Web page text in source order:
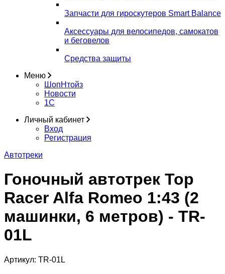
Запчасти для гироскутеров Smart Balance
Аксессуары для велосипедов, самокатов
и беговелов
Средства защиты
Меню
ШопНтойз
Новости
1C
Личный кабинет
Вход
Регистрация
Автотреки
Гоночный автотрек Top
Racer Alfa Romeo 1:43 (2
машинки, 6 метров) - TR-
01L
Артикул: TR-01L